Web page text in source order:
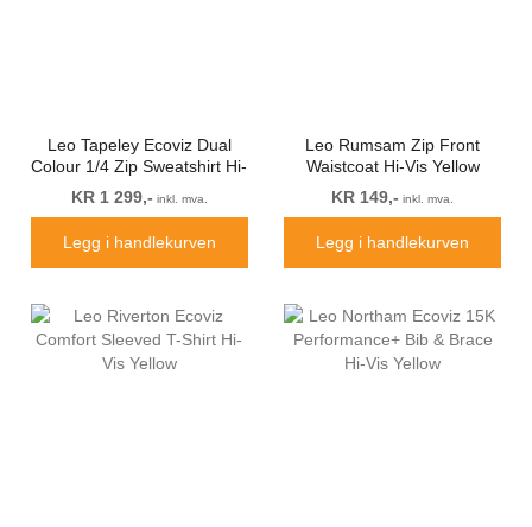
Leo Tapeley Ecoviz Dual
Colour 1/4 Zip Sweatshirt Hi-
Vis Yellow/Navy
KR 1 299,- inkl. mva.
Legg i handlekurven
Leo Rumsam Zip Front
Waistcoat Hi-Vis Yellow
KR 149,- inkl. mva.
Legg i handlekurven